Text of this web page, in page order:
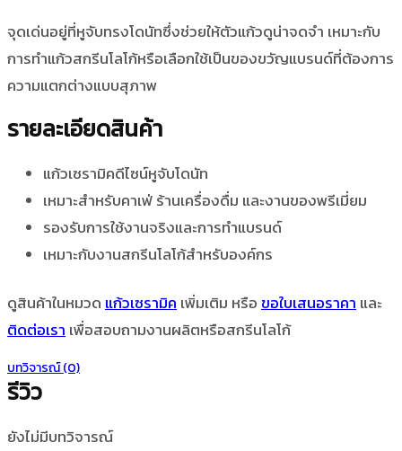
จุดเด่นอยู่ที่หูจับทรงโดนัทซึ่งช่วยให้ตัวแก้วดูน่าจดจำ เหมาะกับ
การทำแก้วสกรีนโลโก้หรือเลือกใช้เป็นของขวัญแบรนด์ที่ต้องการ
ความแตกต่างแบบสุภาพ
รายละเอียดสินค้า
แก้วเซรามิคดีไซน์หูจับโดนัท
เหมาะสำหรับคาเฟ่ ร้านเครื่องดื่ม และงานของพรีเมี่ยม
รองรับการใช้งานจริงและการทำแบรนด์
เหมาะกับงานสกรีนโลโก้สำหรับองค์กร
ดูสินค้าในหมวด แก้วเซรามิค เพิ่มเติม หรือขอใบเสนอราคา และ
ติดต่อเรา เพื่อสอบถามงานผลิตหรือสกรีนโลโก้
บทวิจารณ์ (0)
รีวิว
ยังไม่มีบทวิจารณ์